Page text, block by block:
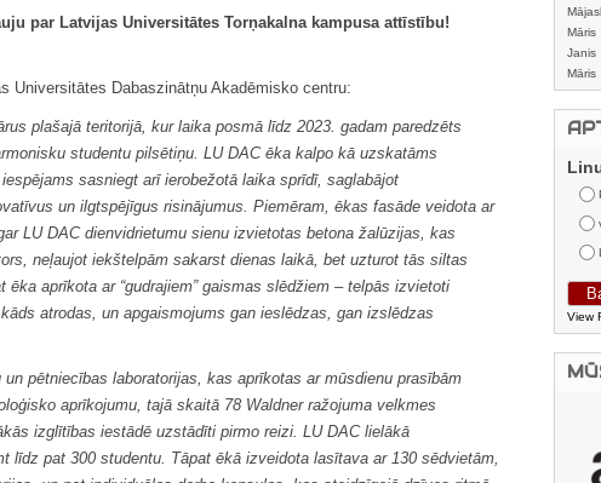
par Latvijas Universitātes Torņakalna kampusa attīstību!
Universitātes Dabaszinātņu Akadēmisko centru:
plašajā teritorijā, kur laika posmā līdz 2023. gadam paredzēts
studentu pilsētiņu. LU DAC ēka kalpo kā uzskatāms
sasniegt arī ierobežotā laika sprīdī, saglabājot
un ilgtspējīgus risinājumus. Piemēram, ēkas fasāde veidota ar
LU DAC dienvidrietumu sienu izvietotas betona žalūzijas, kas
neļaujot iekštelpām sakarst dienas laikā, bet uzturot tās siltas
aprīkota ar “gudrajiem” gaismas slēdžiem – telpās izvietoti
atrodas, un apgaismojums gan ieslēdzas, gan izslēdzas
pētniecības laboratorijas, kas aprīkotas ar mūsdienu prasībām
aprīkojumu, tajā skaitā 78 Waldner ražojuma velkmes
izglītības iestādē uzstādīti pirmo reizi. LU DAC lielākā
līdz pat 300 studentu. Tāpat ēkā izveidota lasītava ar 130 sēdvietām,
Māris
Janis
Māris
View